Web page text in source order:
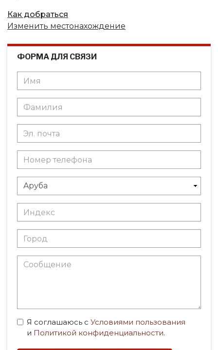
Как добраться
Изменить местонахождение
ФОРМА ДЛЯ СВЯЗИ
Я соглашаюсь с Условиями пользования
и Политикой конфиденциальности.